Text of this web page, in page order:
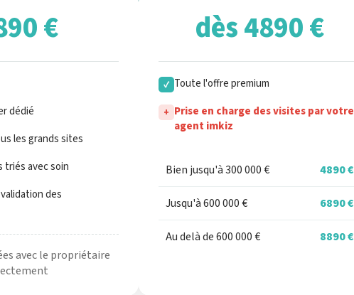
€
dédié
les grands sites
triés avec soin
des
avec le propriétaire
dès 4890 €
✓ Toute l'offre premium
+ Prise en charge des visites par votre
agent imkiz
Bien jusqu'à 300 000 € 4890 €
Jusqu'à 600 000 € 6890 €
Au delà de 600 000 € 8890 €